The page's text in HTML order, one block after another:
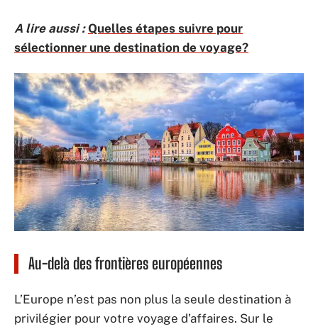
A lire aussi : Quelles étapes suivre pour
sélectionner une destination de voyage?
Au-delà des frontières européennes
L’Europe n’est pas non plus la seule destination à
privilégier pour votre voyage d’affaires. Sur le